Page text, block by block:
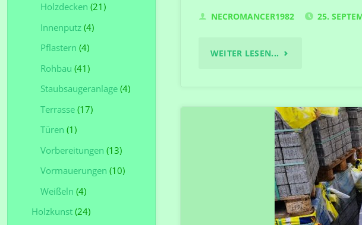
NECROMANCER1982 25.
WEITER LESEN... "DIE
TREPPE
ZUM
HOCHWEG"
Holzdecken (21)
Innenputz(4)
Pflastern (4)
Rohbau (41)
Staubsaugeranlage(4)
Terrasse(17)
Türen (1)
Vorbereitungen (13)
Vormauerungen (10)
Weißeln (4)
Holzkunst(24)